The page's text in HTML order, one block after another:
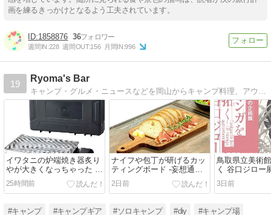
画を練るきっかけとなるよう工夫されています。
1858876 36
週間IN:228 週間OUT:156 月間IN:996
19
Ryoma's Bar
イワタニの炉端焼き器炙り
やが大きくなっちゃった -
妄想通販 カセットガス ワ
イドBBQグリル編-
25時間前
ナイフや包丁が研げるカッ
ティングボード -妄想通販
キャプスタ シャープナー付
きまな板編-
2日前
鳥取県立美術
く 谷口ジロー
販 孤独のグル
へ 編-
3日前
#キャンプ #キャンプギア #ソロキャンプ #diy #キャンプ場